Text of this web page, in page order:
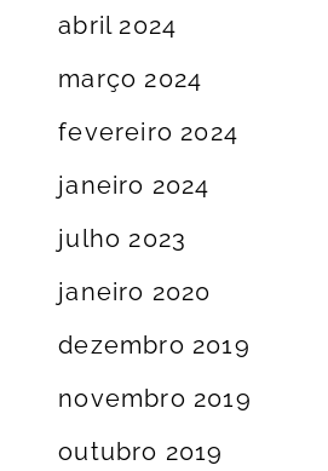
abril 2024
março 2024
fevereiro 2024
janeiro 2024
julho 2023
janeiro 2020
dezembro 2019
novembro 2019
outubro 2019